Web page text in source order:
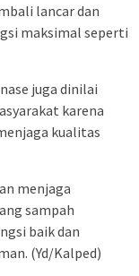
lancar dan
maksimal seperti
juga dinilai
karena
kualitas
menjaga
sampah
baik dan
(Yd/Kalped)